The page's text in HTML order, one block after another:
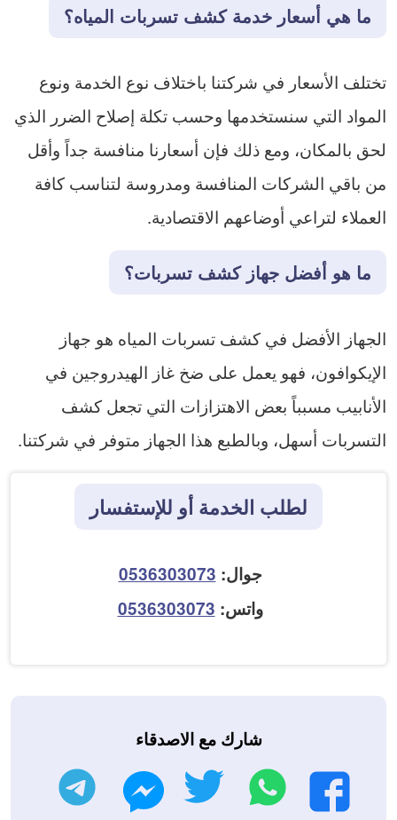
ما هي أسعار خدمة كشف تسربات المياه؟
تختلف الأسعار في شركتنا باختلاف نوع الخدمة ونوع
المواد التي سنستخدمها وحسب تكلة إصلاح الضرر الذي
لحق بالمكان، ومع ذلك فإن أسعارنا منافسة جداً وأقل
من باقي الشركات المنافسة ومدروسة لتناسب كافة
العملاء لتراعي أوضاعهم الاقتصادية.
ما هو أفضل جهاز كشف تسربات؟
الجهاز الأفضل في كشف تسربات المياه هو جهاز
الإيكوافون، فهو يعمل على ضخ غاز الهيدروجين في
الأنابيب مسبباً بعض الاهتزازات التي تجعل كشف
التسربات أسهل، وبالطبع هذا الجهاز متوفر في شركتنا.
لطلب الخدمة أو للإستفسار
جوال: 0536303073
واتس: 0536303073
شارك مع الاصدقاء
فيسبوك
واتساب تويتر ماسنجر